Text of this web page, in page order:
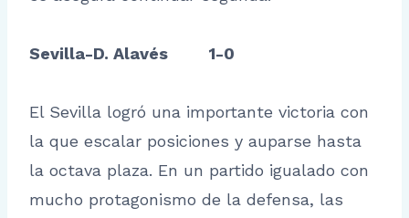
Sevilla-D. Alavés 1-0
El Sevilla logró una importante victoria con
la que escalar posiciones y auparse hasta
la octava plaza. En un partido igualado con
mucho protagonismo de la defensa, las